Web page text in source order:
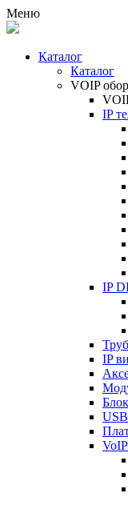
Меню
Каталог
Каталог
VOIP
IP
IP
IP